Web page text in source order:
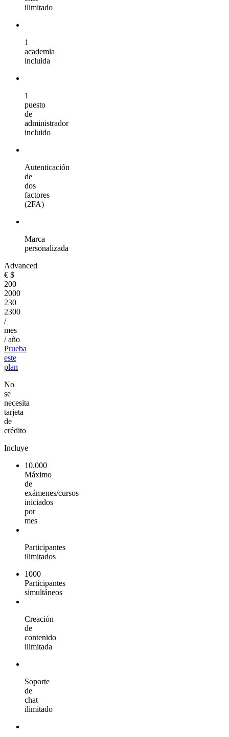
ilimitado
1
academia
incluida
1
puesto
de
administrador
incluido
Autenticación
de
dos
factores
(2FA)
Marca
personalizada
Advanced
€ $
200
2000
230
2300
/
mes
/ año
Prueba
este
plan
No
se
necesita
tarjeta
de
crédito
Incluye
10.000
Máximo
de
exámenes/cursos
iniciados
por
mes
Participantes
ilimitados
1000
Participantes
simultáneos
Creación
de
contenido
ilimitada
Soporte
de
chat
ilimitado